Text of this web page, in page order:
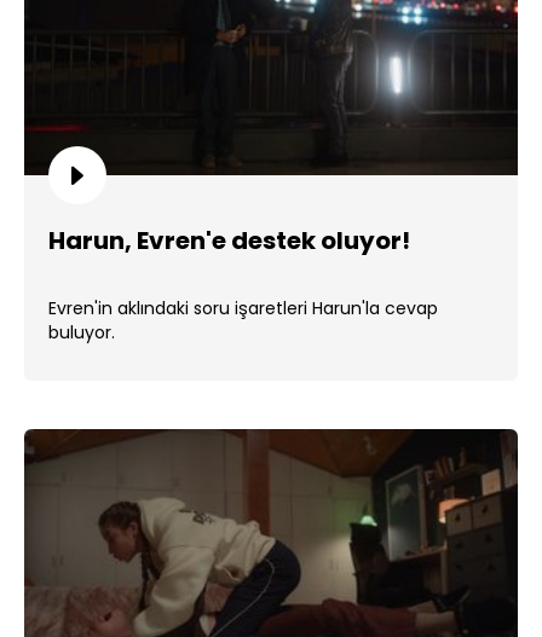
Harun, Evren'e destek oluyor!
Evren'in aklındaki soru işaretleri Harun'la cevap
buluyor.